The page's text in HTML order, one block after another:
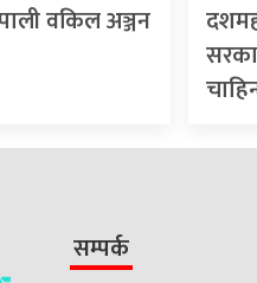
वकिल अञ्जन
सम्पर्क